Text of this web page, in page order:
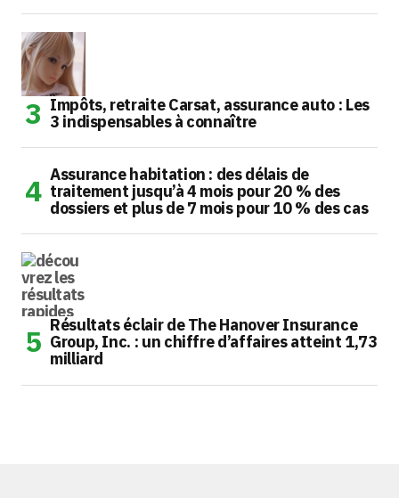
Impôts, retraite Carsat, assurance auto : Les
3 indispensables à connaître
Assurance habitation : des délais de
traitement jusqu’à 4 mois pour 20 % des
dossiers et plus de 7 mois pour 10 % des cas
Résultats éclair de The Hanover Insurance
Group, Inc. : un chiffre d’affaires atteint 1,73
milliard